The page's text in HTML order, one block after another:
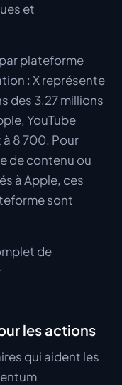
et
plateforme
: X représente
des 3,27 millions
YouTube
8 700. Pour
de contenu ou
à Apple, ces
sont
de
les actions
qui aident les